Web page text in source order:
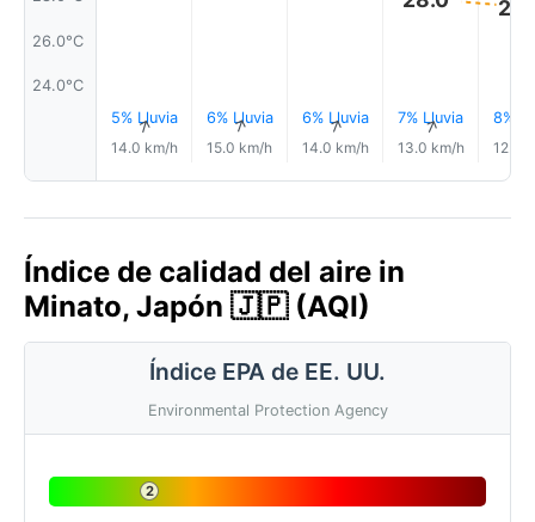
26.0°C
24.0°C
5% Lluvia
↑
14.0 km/h
6% Lluvia
↑
15.0 km/h
6% Lluvia
↑
14.0 km/h
7% Lluvia
↑
13.0 km/h
8%
12.0
Índice de calidad del aire in
Minato, Japón 🇯🇵 (AQI)
Índice EPA de EE. UU.
Environmental Protection Agency
2